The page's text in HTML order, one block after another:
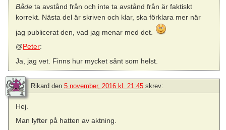
Både ta avstånd från och inte ta avstånd från är faktiskt
korrekt. Nästa del är skriven och klar, ska förklara mer när
jag publicerat den, vad jag menar med det.
@Peter:
Ja, jag vet. Finns hur mycket sånt som helst.
Rikard den 5 november, 2016 kl. 21:45 skrev:
Hej.
Man lyfter på hatten av aktning.